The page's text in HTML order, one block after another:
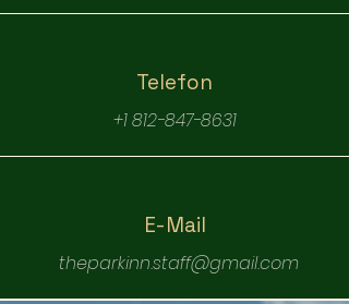
Telefon
+1 812-847-8631
E-Mail
theparkinn.staff@gmail.com